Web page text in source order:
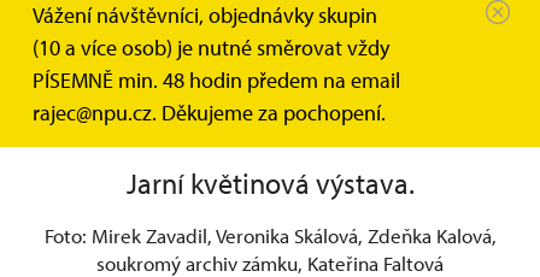
Vážení návštěvníci, objednávky skupin
(10 a více osob) je nutné směrovat vždy
PÍSEMNĚ min. 48 hodin předem na email
rajec@npu.cz. Děkujeme za pochopení.
Zámek Rájec nad Svitavou Fotogalerie Výstavy kamélií
Výstavy kamélií
Jarní květinová výstava.
Foto: Mirek Zavadil, Veronika Skálová, Zdeňka Kalová,
soukromý archiv zámku, Kateřina Faltová